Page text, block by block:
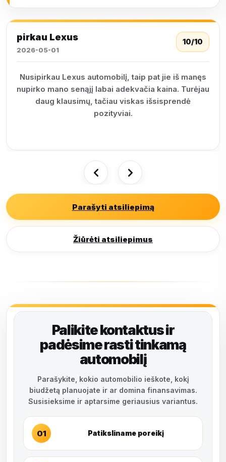
pirkau Lexus
2026-05-01
10/10
Nusipirkau Lexus automobilį, taip pat jie iš manęs
nupirko mano senąjį labai adekvačia kaina. Turėjau
daug klausimų, tačiau viskas išsisprendė
pozityviai.
Parašyti atsiliepimą
Žiūrėti atsiliepimus
Palikite kontaktus ir
padėsime rasti tinkamą
automobilį
Parašykite, kokio automobilio ieškote, kokį
biudžetą planuojate ir ar domina finansavimas.
Susisieksime ir aptarsime geriausius variantus.
01 Patiksliname poreikį